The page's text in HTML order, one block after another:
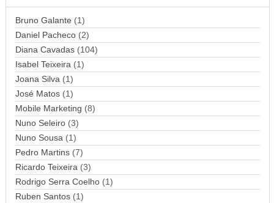
d
e
e
m
a
i
l
Bruno Galante (1)
Daniel Pacheco(2)
Diana Cavadas(104)
Isabel Teixeira (1)
Joana Silva (1)
José Matos(1)
Mobile Marketing (8)
Nuno Seleiro(3)
Nuno Sousa (1)
Pedro Martins(7)
Ricardo Teixeira (3)
Rodrigo Serra Coelho(1)
Ruben Santos(1)